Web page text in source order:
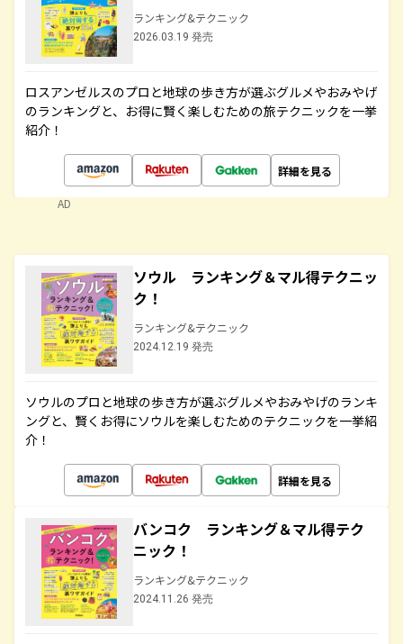
ランキング&テクニック
2026.03.19 発売
ロスアンゼルスのプロと地球の歩き方が選ぶグルメやおみやげ
のランキングと、お得に賢く楽しむための旅テクニックを一挙
紹介！
詳細を見る
AD
ソウル ランキング＆マル得テクニッ
ク！
ランキング&テクニック
2024.12.19 発売
ソウルのプロと地球の歩き方が選ぶグルメやおみやげのランキ
ングと、賢くお得にソウルを楽しむためのテクニックを一挙紹
介！
詳細を見る
バンコク ランキング＆マル得テク
ニック！
ランキング&テクニック
2024.11.26 発売